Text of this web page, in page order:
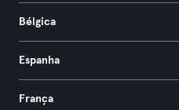
Bélgica
Espanha
França